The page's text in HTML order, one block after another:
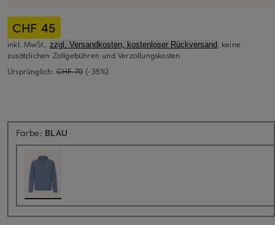
CHF 45
inkl. MwSt., zzgl. Versandkosten, kostenloser Rückversand, keine
zusätzlichen Zollgebühren und Verzollungskosten
Ursprünglich: CHF 70 (-35%)
Farbe: BLAU